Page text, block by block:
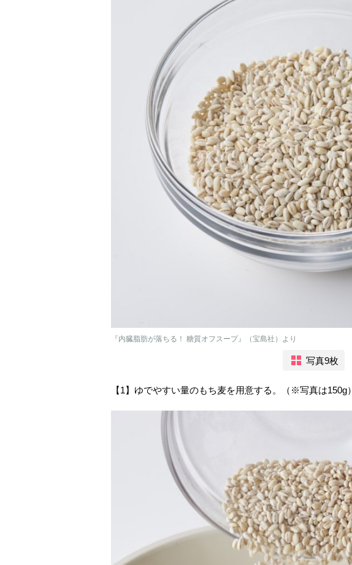
『内臓脂肪が落ちる！ 糖質オフスープ』（宝島社）より
写真9枚
【1】ゆでやすい量のもち麦を用意する。（※写真は150g）